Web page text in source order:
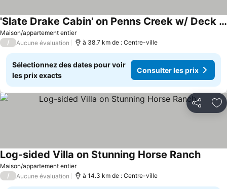
Maison/appartement entier
'Slate Drake Cabin' on Penns Creek w/ Deck & BBQ
Consulter les prix
/ Aucune évaluation à 38.7 km de : Centre-ville
Sélectionnez des dates pour voir
les prix exacts
Consulter les prix
Partager
Maison/appartement entier
Log-sided Villa on Stunning Horse Ranch
/ Aucune évaluation à 14.3 km de : Centre-ville